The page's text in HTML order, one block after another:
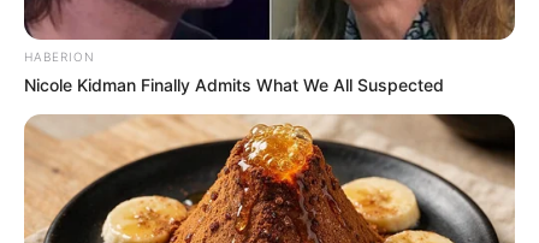
LIHAT ARTIKEL LAINNYA
Laras Kinanda Nyimas Ratu Rafa
HABERION
Nicole Kidman Finally Admits What We All Suspected